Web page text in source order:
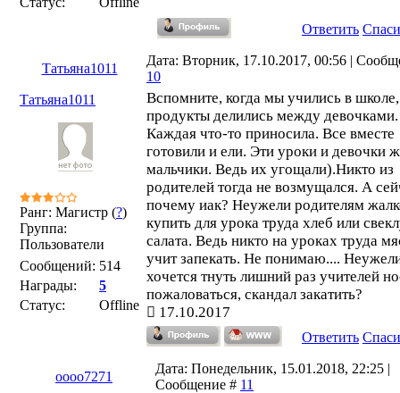
Ответить
Татьяна1011
Дата: Вторник, 17.10.2017, 00:56 |
10
Татьяна1011
Ранг: Магистр (?)
Группа:
Пользователи
Сообщений: 514
Награды:
5
Статус:
Offline
Вспомните, когда мы учились в
продукты делились между девочками.
Каждая что-то приносила. Все вместе
готовили и ели. Эти уроки и девочки
мальчики. Ведь их угощали).Никто из
родителей тогда не возмущался. А
почему иак? Неужели родителям
купить для урока труда хлеб или
салата. Ведь никто на уроках труда
учит запекать. Не понимаю....
хочется тнуть лишний раз учителей
пожаловаться, скандал закатить?
17.10.2017
Ответить
oooo7271
Дата: Понедельник, 15.01.2018, 22:25 |
Сообщение # 11